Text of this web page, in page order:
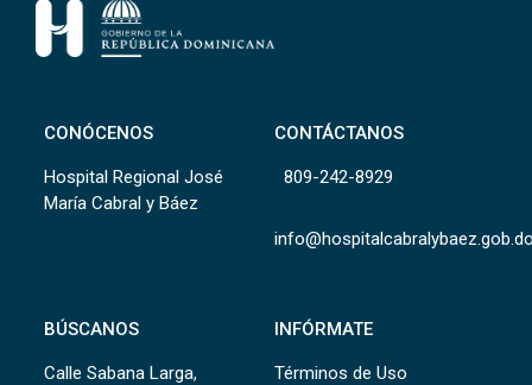
CONÓCENOS
Hospital Regional José
María Cabral y Báez
CONTÁCTANOS
809-242-8929
BÚSCANOS
Calle Sabana Larga,
INFÓRMATE
Términos de Uso